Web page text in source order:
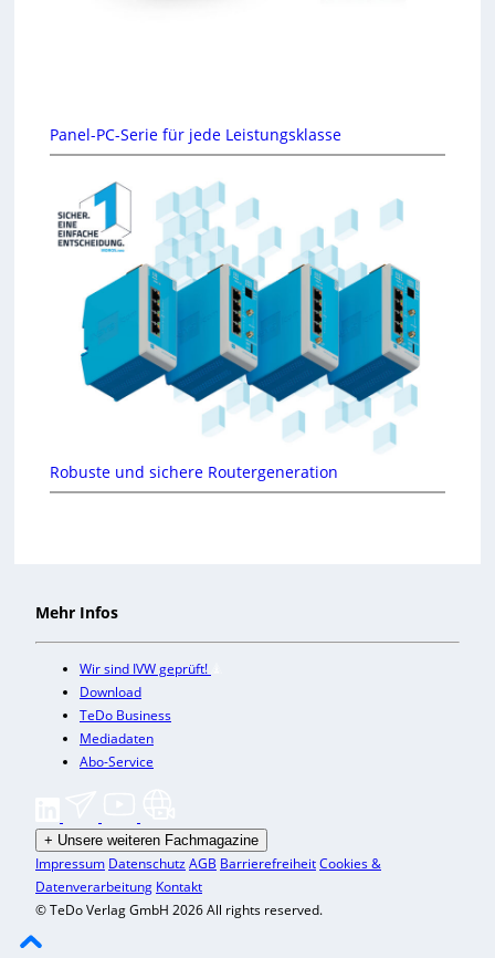
Panel-PC-Serie für jede Leistungsklasse
Robuste und sichere Routergeneration
Mehr Infos
Wir sind IVW geprüft!
Download
TeDo Business
Mediadaten
Abo-Service
+ Unsere weiteren Fachmagazine
Impressum DatenschutzAGB BarrierefreiheitCookies &
Datenverarbeitung Kontakt
© TeDo Verlag GmbH 2026 All rights reserved.